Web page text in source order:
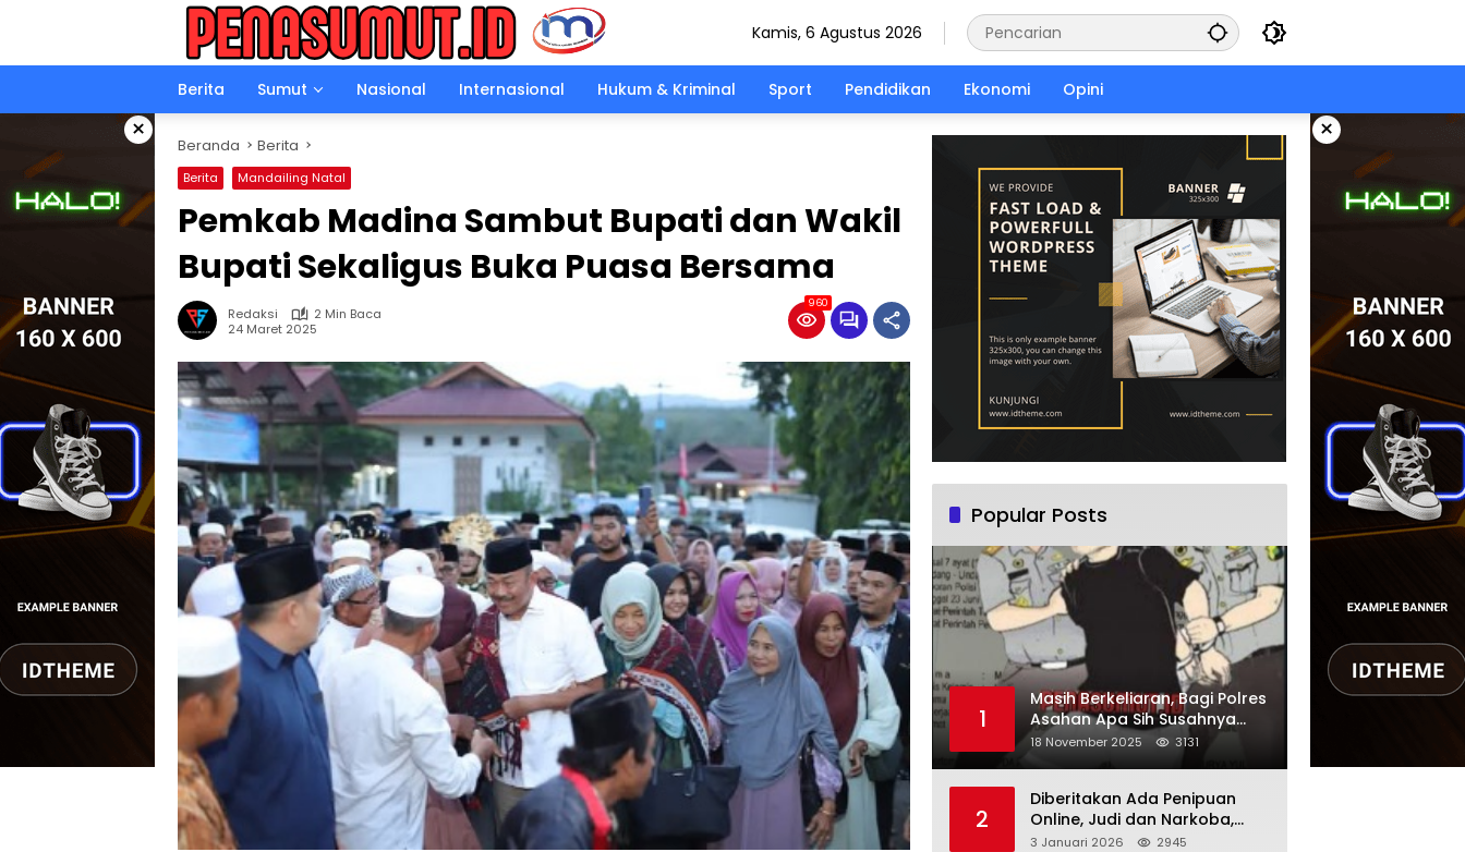
Kamis, 6 Agustus 2026
Berita Sumut Nasional Internasional Hukum & Kriminal Sport Pendidikan Ekonomi Opini
× ×
Beranda Berita
Berita Mandailing Natal
Pemkab Madina Sambut Bupati dan Wakil
Bupati Sekaligus Buka Puasa Bersama
Redaksi
2 Min Baca
24 Maret 2025
960
Popular Posts
1
Masih Berkeliaran, Bagi Polres
Asahan Apa Sih Susahnya
Menangkap Martono
18 November 2025 3131
2
Diberitakan Ada Penipuan
Online, Judi dan Narkoba,
Karutan Kabanjhe Sebut Hoax
3 Januari 2026 2945